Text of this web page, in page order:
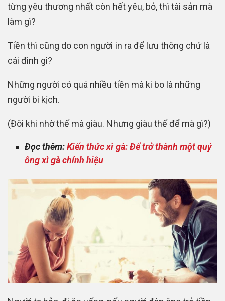
từng yêu thương nhất còn hết yêu, bỏ, thì tài sản mà
làm gì?
Tiền thì cũng do con người in ra để lưu thông chứ là
cái đinh gì?
Những người có quá nhiều tiền mà ki bo là những
người bi kịch.
(Đôi khi nhờ thế mà giàu. Nhưng giàu thế để mà gì?)
Đọc thêm:Kiến thức xì gà: Để trở thành một quý
ông xì gà chính hiệu